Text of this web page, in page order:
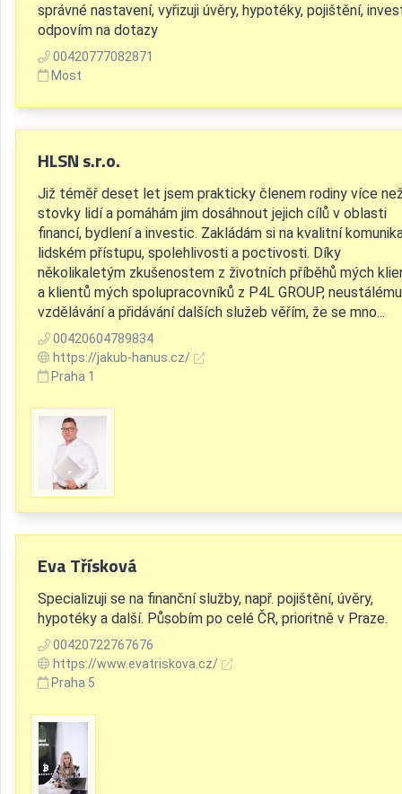
správné nastavení, vyřizuji úvěry, hypotéky, pojištění,
odpovím na dotazy
00420777082871
Most
HLSN s.r.o.
Již téměř deset let jsem prakticky členem rodiny více
stovky lidí a pomáhám jim dosáhnout jejich cílů v oblasti
financí, bydlení a investic. Zakládám si na kvalitní
lidském přístupu, spolehlivosti a poctivosti. Díky
několikaletým zkušenostem z životních příběhů mých
a klientů mých spolupracovníků z P4L GROUP, neustálému
vzdělávání a přidávání dalších služeb věřím, že se mno...
00420604789834
https://jakub-hanus.cz/
Praha 1
Eva Třísková
Specializuji se na finanční služby, např. pojištění, úvěry,
hypotéky a další. Působím po celé ČR, prioritně v Praze.
00420722767676
https://www.evatriskova.cz/
Praha 5